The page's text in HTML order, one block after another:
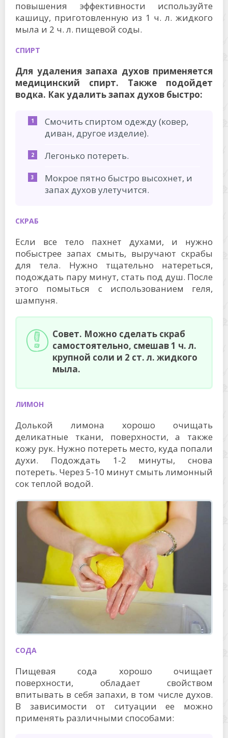
повышения эффективности используйте
кашицу, приготовленную из 1 ч. л. жидкого
мыла и 2 ч. л. пищевой соды.
СПИРТ
Для удаления запаха духов применяется
медицинский спирт. Также подойдет
водка. Как удалить запах духов быстро:
Смочить спиртом одежду (ковер,
диван, другое изделие).
Легонько потереть.
Мокрое пятно быстро высохнет, и
запах духов улетучится.
СКРАБ
Если все тело пахнет духами, и нужно
побыстрее запах смыть, выручают скрабы
для тела. Нужно тщательно натереться,
подождать пару минут, стать под душ. После
этого помыться с использованием геля,
шампуня.
Совет. Можно сделать скраб
самостоятельно, смешав 1 ч. л.
крупной соли и 2 ст. л. жидкого
мыла.
ЛИМОН
Долькой лимона хорошо очищать
деликатные ткани, поверхности, а также
кожу рук. Нужно потереть место, куда попали
духи. Подождать 1-2 минуты, снова
потереть. Через 5-10 минут смыть лимонный
сок теплой водой.
СОДА
Пищевая сода хорошо очищает
поверхности, обладает свойством
впитывать в себя запахи, в том числе духов.
В зависимости от ситуации ее можно
применять различными способами: